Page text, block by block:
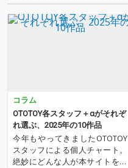
コラム
OTOTOY各スタッフ＋αがそれぞ
れ選ぶ、2025年の10作品
今年もやってきましたOTOTOY
スタッフによる個人チャート。
絶妙にどんな人が本サイトを運